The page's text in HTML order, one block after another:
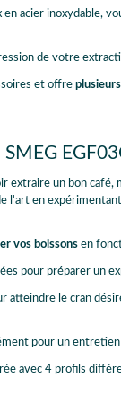
acier inoxydable,
de votre
et offre
extraire un bon café,
l'art en
vos boissonsen
pour préparer un
atteindre le cran
pour un
avec 4 profils